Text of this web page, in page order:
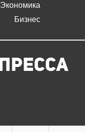
Экономика
Бизнес